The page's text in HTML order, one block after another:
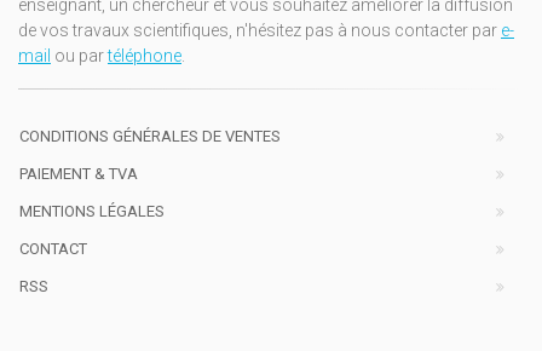
enseignant, un chercheur et vous souhaitez améliorer la diffusion
de vos travaux scientifiques, n'hésitez pas à nous contacter par e-
mail ou partéléphone.
CONDITIONS GÉNÉRALES DE VENTES
PAIEMENT & TVA
MENTIONS LÉGALES
CONTACT
RSS